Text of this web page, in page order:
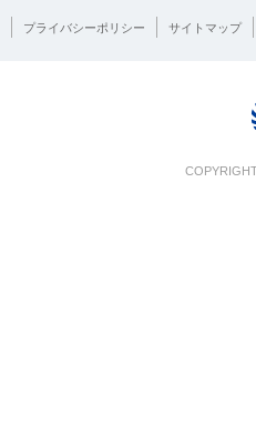
プライバシーポリシー サイトマップ